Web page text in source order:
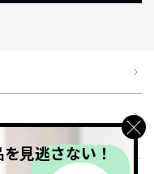
見逃さない！